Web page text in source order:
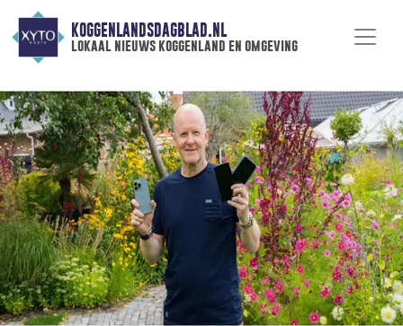
KOGGENLANDSDAGBLAD.NL
lokaal nieuws koggenland en omgeving